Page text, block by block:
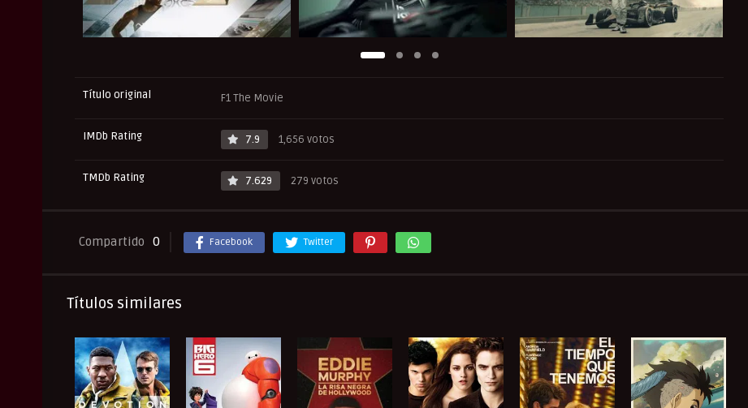
Título original F1 The Movie
IMDb Rating 7.9 1,656 votos
TMDb Rating 7.629 279 votos
Compartido 0 Facebook Twitter
Títulos similares